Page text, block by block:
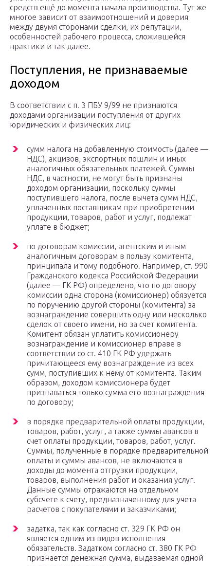
средств ещё до момента начала производства. Тут же
многое зависит от взаимоотношений и доверия
между двумя сторонами сделки, их репутации,
особенностей рабочего процесса, сложившейся
практики и так далее.
Поступления, не признаваемые
доходом
В соответствии с п. 3 ПБУ 9/99 не признаются
доходами организации поступления от других
юридических и физических лиц:
сумм налога на добавленную стоимость (далее —
НДС), акцизов, экспортных пошлин и иных
аналогичных обязательных платежей. Суммы
НДС, в частности, не могут быть признаны
доходом организации, поскольку суммы
поступившего налога, после вычета сумм НДС,
уплаченных поставщикам при приобретении
продукции, товаров, работ и услуг, подлежат
уплате в бюджет;
по договорам комиссии, агентским и иным
аналогичным договорам в пользу комитента,
принципала и тому подобного. Например, ст. 990
Гражданского кодекса Российской Федерации
(далее — ГК РФ) определено, что по договору
комиссии одна сторона (комиссионер) обязуется
по поручению другой стороны (комитента) за
вознаграждение совершить одну или несколько
сделок от своего имени, но за счет комитента.
Комитент обязан уплатить комиссионеру
вознаграждение и комиссионер вправе в
соответствии со ст. 410 ГК РФ удержать
причитающееся ему вознаграждение из всех
сумм, поступивших к нему от комитента. Таким
образом, доходом комиссионера будет
признаваться только сумма его вознаграждения
по договору;
в порядке предварительной оплаты продукции,
товаров, работ, услуг, а также суммы авансов в
счет оплаты продукции, товаров, работ, услуг.
Суммы, полученные в порядке предварительной
оплаты и суммы авансов, не включаются в
доходы до момента отгрузки продукции,
товаров, выполнения работ и оказания услуг.
Данные суммы отражаются на отдельном
субсчете к счету, предназначенному для учета
расчетов с покупателями и заказчиками;
задатка, так как согласно ст. 329 ГК РФ он
является одним из видов исполнения
обязательств. Задатком согласно ст. 380 ГК РФ
признается денежная сумма, выдаваемая одной